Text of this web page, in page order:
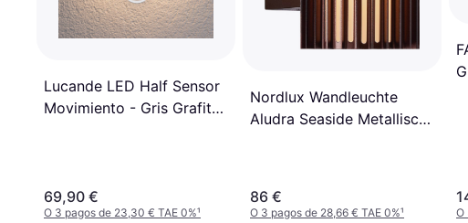
Lucande LED Half Sensor
Movimiento - Gris Grafito,
69,90 €
O 3 pagos de 23,30 € TAE 0%¹
Nordlux Wandleuchte
Aludra Seaside Metallisch
86 €
O 3 pagos de 28,66 € TAE 0%¹ O